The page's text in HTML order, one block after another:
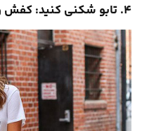
۴. تابو شکنی کنید: کفش ورزشی با دامن و پیراهن